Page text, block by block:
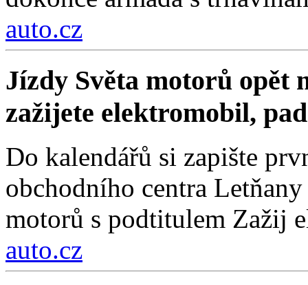
auto.cz
Jízdy Světa motorů opět
zažijete elektromobil,
Do kalendářů si zapište
obchodního centra
motorů s podtitulem Zažij
auto.cz